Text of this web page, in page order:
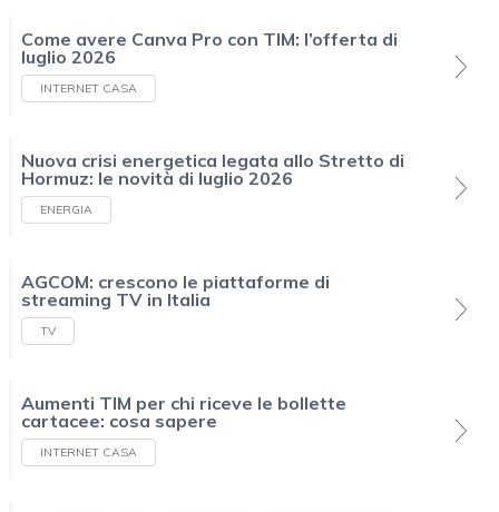
Come avere Canva Pro con TIM: l’offerta di
luglio 2026
INTERNET CASA
Nuova crisi energetica legata allo Stretto di
Hormuz: le novità di luglio 2026
ENERGIA
AGCOM: crescono le piattaforme di
streaming TV in Italia
TV
Aumenti TIM per chi riceve le bollette
cartacee: cosa sapere
INTERNET CASA